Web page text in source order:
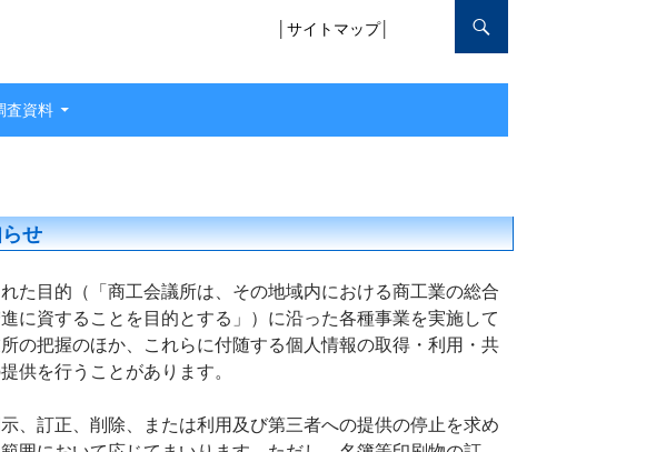
サイトマップ│
査資料
せ
た目的（「商工会議所は、その地域内における商工業の総合
に資することを目的とする」）に沿った各種事業を実施して
の把握のほか、これらに付随する個人情報の取得・利用・共
供を行うことがあります。
、訂正、削除、または利用及び第三者への提供の停止を求め